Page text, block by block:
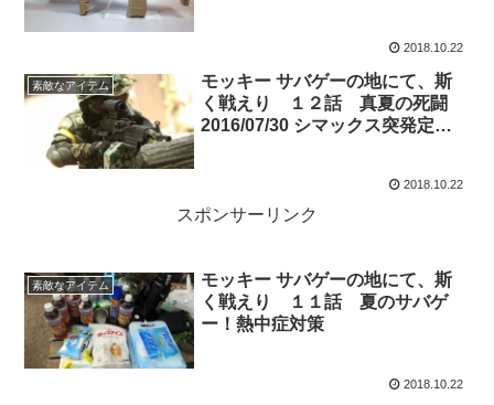
2018.10.22
素敵なアイテム
モッキー サバゲーの地にて、斯
く戦えり １２話 真夏の死闘
2016/07/30 シマックス突発定例
2018.10.22
スポンサーリンク
素敵なアイテム
モッキー サバゲーの地にて、斯
く戦えり １１話 夏のサバゲ
ー！熱中症対策
2018.10.22